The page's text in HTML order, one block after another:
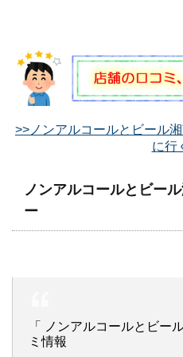
>>ノンアルコールとビール
に行
ノンアルコールとビー
ー
「 ノンアルコールとビー
ミ情報